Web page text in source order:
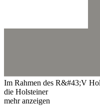
Im Rahmen des R&#43;V
die Holsteiner
mehr anzeigen